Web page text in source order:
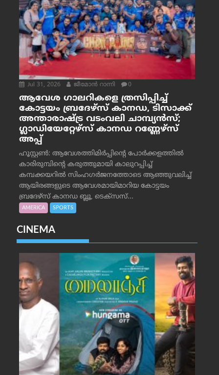
Jul 31, 2026 ജീമോന്‍ റാന്നി 0
ആവേശ ഗാലറികളെ ത്രസിപ്പിച്ച്
കോട്ടയം ബ്രദേഴ്‌സ് കാനഡ, ടിസാക്ക്
അന്താരാഷ്ട്ര വടംവലി ചാമ്പ്യന്‍സ്;
ഗ്ലാഡിയേറ്റേഴ്‌സ് കാനഡ റണ്ണേഴ്‌സ്
അപ്പ്
ഹൂസ്റ്റണ്‍: ആവേശത്തിമിര്‍പ്പിന്റെ പോര്‍ക്കളത്തില്‍
കാരിരുമ്പിന്റെ കരുത്തുമായി കാലുറപ്പിച്ച്
കമ്പക്കയറില്‍ സിംഹഗര്‍ജനത്തോടെ ആഞ്ഞുവലിച്ച്
ആയിരങ്ങളുടെ ആവേശമായിമാറിയ കോട്ടയം
ബ്രദേഴ്‌സ് കാനഡ ബ്ലൂ, ടെക്‌സസ്...
AMERICA SPORTS
CINEMA